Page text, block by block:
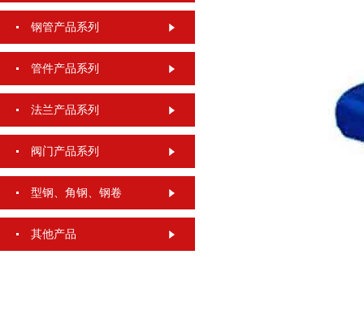
钢管产品系列
管件产品系列
法兰产品系列
阀门产品系列
型钢、角钢、钢卷
其他产品